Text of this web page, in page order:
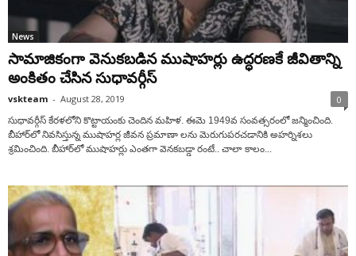
News
సామాజికంగా వెనుకబడిన ముషాహర్లు ఉద్ధరణకే జీవితాన్ని
అంకితం చేసిన సుధావర్గీస్‌
vskteam - August 28, 2019 0
సుధావర్గీస్‌ కేరళలోని కొట్టాయంకు చెందిన మహిళ. ఈమె 1949వ సంవత్సరంలో జన్మించింది.
బీహార్‌లో నివసిస్తున్న ముషాహర్ల జీవన ప్రమాణా లను మెరుగుపరచడానికి అహర్నిశలు
శ్రమించింది. బీహార్‌లో ముషాహర్లు ఎంతగా వెనకబడ్డా రంటే.. చాలా కాలం...